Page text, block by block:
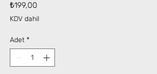
₺199,00
KDV dahil
Adet *